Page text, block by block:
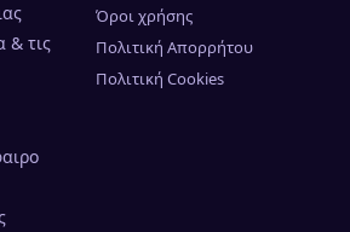
& τις
Όροι χρήσης
Πολιτική Απορρήτου
Πολιτική Cookies